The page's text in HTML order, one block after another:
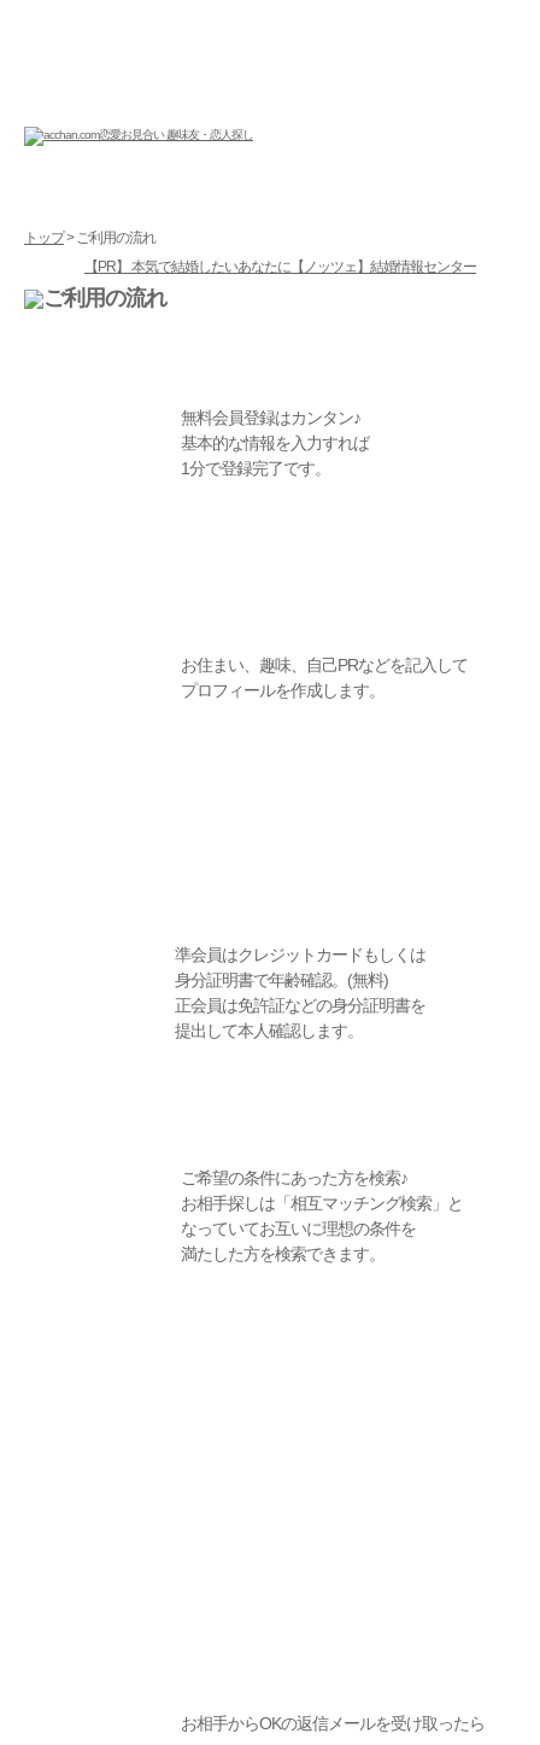
トップ> ご利用の流れ
【PR】 本気で結婚したいあなたに【ノッツェ】結婚情報センター
無料会員登録はカンタン♪
基本的な情報を入力すれば
1分で登録完了です。
お住まい、趣味、自己PRなどを記入して
プロフィールを作成します。
準会員はクレジットカードもしくは
身分証明書で年齢確認。(無料)
正会員は免許証などの身分証明書を
提出して本人確認します。
ご希望の条件にあった方を検索♪
お相手探しは「相互マッチング検索」と
なっていてお互いに理想の条件を
満たした方を検索できます。
お相手からOKの返信メールを受け取ったら